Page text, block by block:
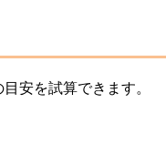
安を試算できます。